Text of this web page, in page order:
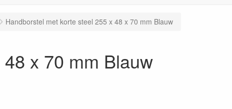
Handborstel met korte steel 255 x 48 x 70 mm Blauw
x 70 mm Blauw